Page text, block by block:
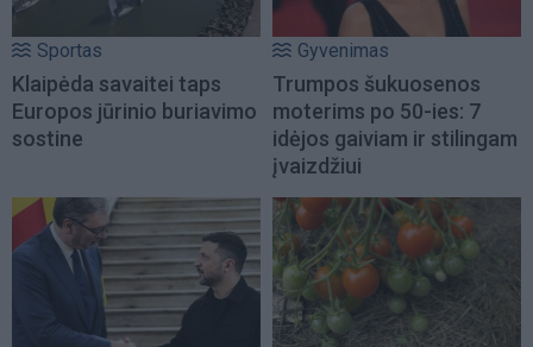
Sportas
Klaipėda savaitei taps
Europos jūrinio buriavimo
sostine
Gyvenimas
Trumpos šukuosenos
moterims po 50-ies: 7
idėjos gaiviam ir stilingam
įvaizdžiui